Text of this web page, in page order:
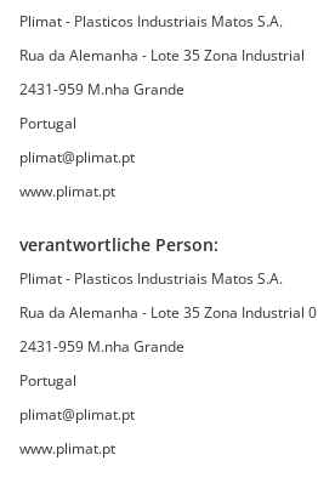
Plimat - Plasticos Industriais Matos S.A.
Rua da Alemanha - Lote 35 Zona Industrial
2431-959 M.nha Grande
Portugal
plimat@plimat.pt
www.plimat.pt
verantwortliche Person:
Plimat - Plasticos Industriais Matos S.A.
Rua da Alemanha - Lote 35 Zona Industrial 0
2431-959 M.nha Grande
Portugal
plimat@plimat.pt
www.plimat.pt